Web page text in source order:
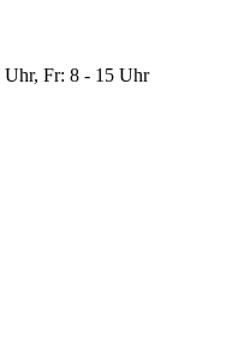
Fr: 8 - 15 Uhr